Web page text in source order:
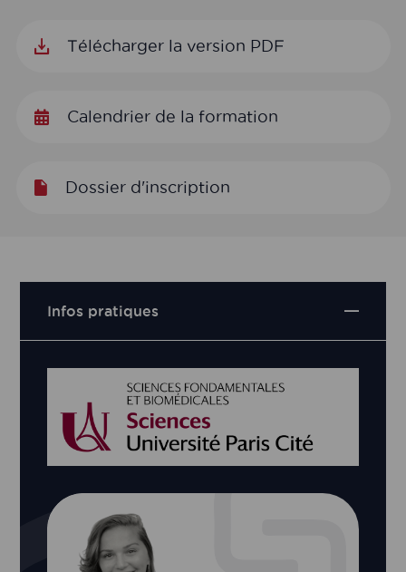
Télécharger la version PDF
Calendrier de la formation
Dossier d'inscription
Infos pratiques